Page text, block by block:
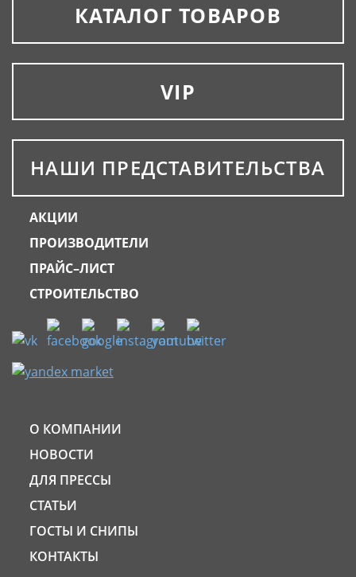
КАТАЛОГ ТОВАРОВ
VIP
НАШИ ПРЕДСТАВИТЕЛЬСТВА
АКЦИИ
ПРОИЗВОДИТЕЛИ
ПРАЙС–ЛИСТ
СТРОИТЕЛЬСТВО
О КОМПАНИИ
НОВОСТИ
ДЛЯ ПРЕССЫ
СТАТЬИ
ГОСТЫ И СНИПЫ
КОНТАКТЫ